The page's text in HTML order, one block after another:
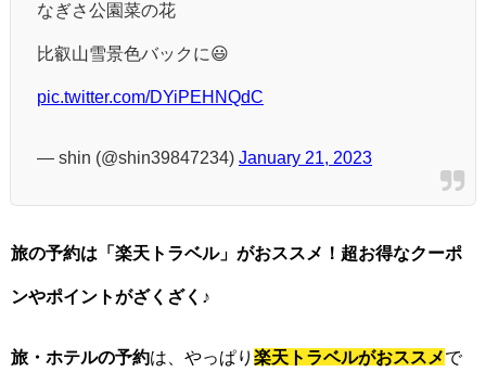
なぎさ公園菜の花
比叡山雪景色バックに😃
pic.twitter.com/DYiPEHNQdC
— shin (@shin39847234) January 21, 2023
旅の予約は「楽天トラベル」がおススメ！超お得なクーポ
ンやポイントがざくざく♪
旅・ホテルの予約は、やっぱり 楽天トラベルがおススメで